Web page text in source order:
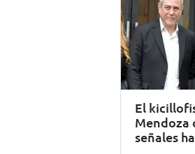
El
Mendoza
señales